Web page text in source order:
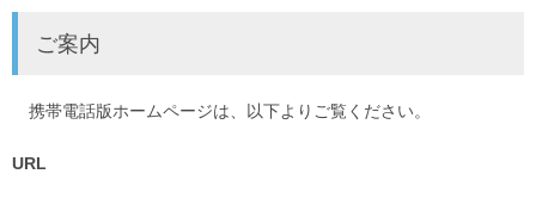
ご案内
携帯電話版ホームページは、以下よりご覧ください。
URL